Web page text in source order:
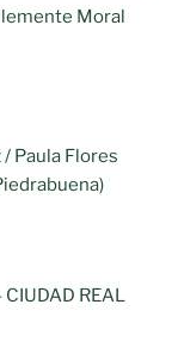
Moral
Paula Flores
REAL